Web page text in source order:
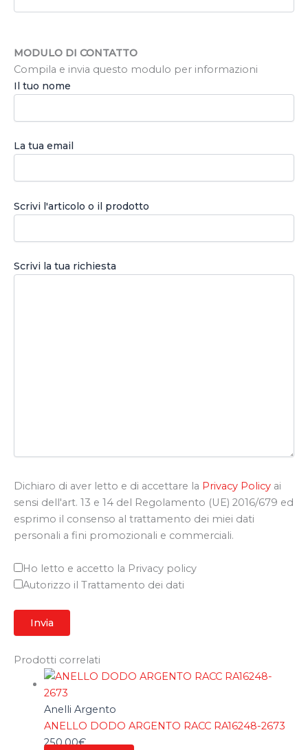
MODULO DI CONTATTO
Compila e invia questo modulo per informazioni
Il tuo nome
La tua email
Scrivi l'articolo o il prodotto
Scrivi la tua richiesta
Dichiaro di aver letto e di accettare la Privacy Policy ai
sensi dell'art. 13 e 14 del Regolamento (UE) 2016/679 ed
esprimo il consenso al trattamento dei miei dati
personali a fini promozionali e commerciali.
Ho letto e accetto la Privacy policy
Autorizzo il Trattamento dei dati
Prodotti correlati
Anelli Argento
ANELLO DODO ARGENTO RACC RA16248-2673
250,00€